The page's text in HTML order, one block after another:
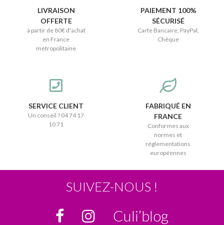
LIVRAISON
OFFERTE
à partir de 80€ d'achat
en France
métropolitaine
PAIEMENT 100%
SÉCURISÉ
Carte Bancaire, PayPal,
Chèque
SERVICE CLIENT
Un conseil ? 04 74 17
10 71
FABRIQUÉ EN
FRANCE
Conformes aux
normes et
réglementations
européennes
SUIVEZ-NOUS !
Culi’blog